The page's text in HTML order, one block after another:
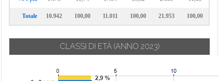
Totale 10.942 100,00 11.011 100,00 21.953 100,00
CLASSI DI ETÀ (ANNO 2023)